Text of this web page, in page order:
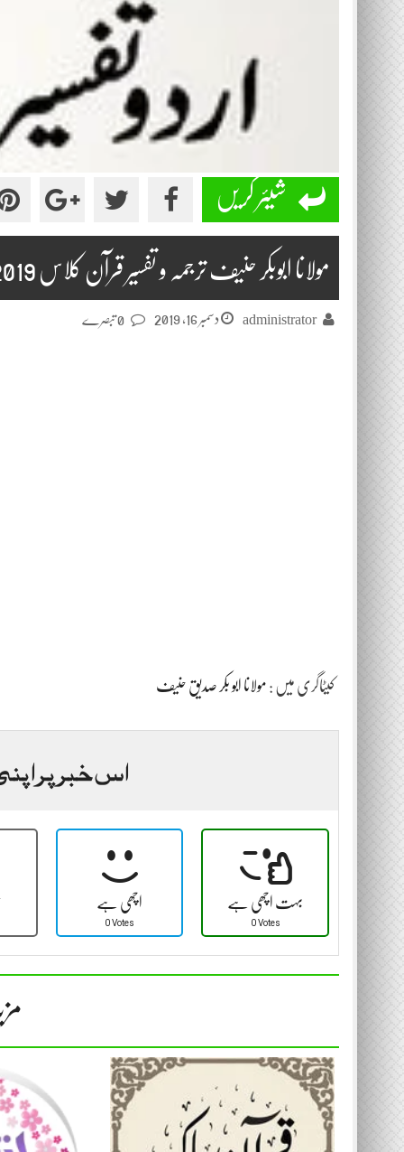
شیئر کریں
مولانا ابوبکر حنیف ترجمہ و تفسیر قرآن کلاس 2019-12-16
administrator دسمبر 16, 2019
کیٹاگری میں : مولانا ابو بکر صدیق حنیف
اس خبر پر
اچھی ہے
0 Votes
بہت اچھی ہے
0 Votes